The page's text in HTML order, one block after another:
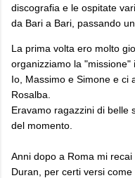
discografia e le ospitate
da Bari a Bari, passando
La prima volta ero molto
organizziamo la "missione"
Io, Massimo e Simone e ci
Rosalba.
Eravamo ragazzini di belle
del momento.
Anni dopo a Roma mi
Duran, per certi versi